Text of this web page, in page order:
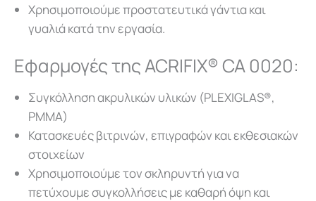
Χρησιμοποιούμε προστατευτικά γάντια και
γυαλιά κατά την εργασία.
Εφαρμογές της ACRIFIX® CA 0020:
Συγκόλληση ακρυλικών υλικών (PLEXIGLAS®,
PMMA)
Κατασκευές βιτρινών, επιγραφών και εκθεσιακών
στοιχείων
Χρησιμοποιούμε τον σκληρυντή για να
πετύχουμε συγκολλήσεις με καθαρή όψη και